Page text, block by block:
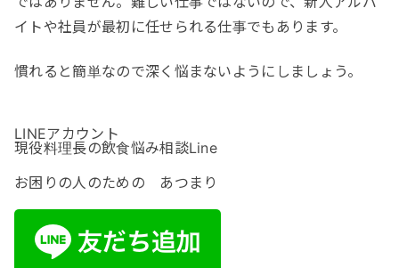
イトや社員が最初に任せられる仕事でもあります。
慣れると簡単なので深く悩まないようにしましょう。
LINEアカウント
現役料理長の飲食悩み相談Line
お困りの人のための あつまり